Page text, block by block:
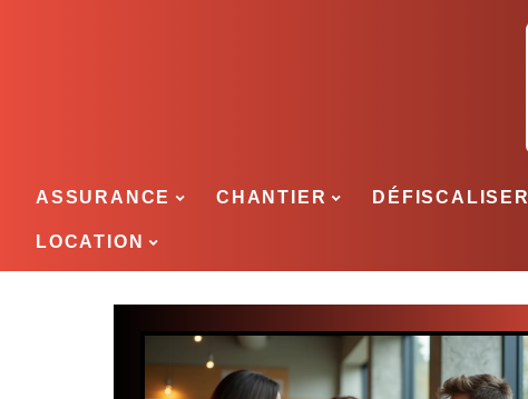
ASSURANCE CHANTIER DÉFISCALISER
LOCATION